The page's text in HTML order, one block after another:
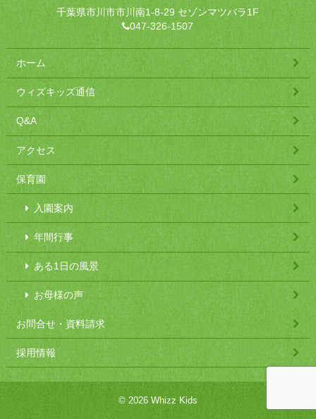
千葉県市川市市川南1-8-29 セゾンマツバラ1F
047-326-1507
ホーム
ウィズキッズ通信
Q&A
アクセス
保育園
入園案内
年間行事
ある1日の風景
お母様の声
お問合せ・資料請求
採用情報
© 2026 Whizz Kids